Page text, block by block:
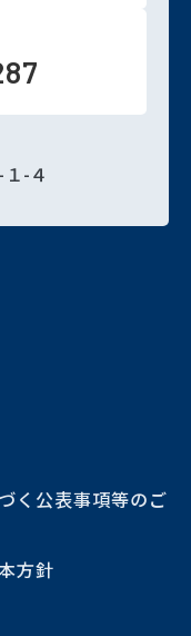
-４
く公表事項等のご
方針